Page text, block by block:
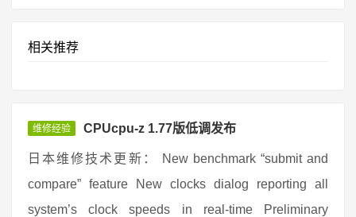
相关推荐
维修经验 CPUcpu-z 1.77版低调发布
日本维修技术更新： New benchmark “submit and
compare” feature New clocks dialog reporting all
system’s clock speeds in real-time Preliminary